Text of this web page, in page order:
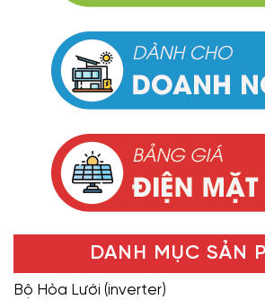
DANH MỤC SẢN
Bộ Hòa Lưới (inverter)